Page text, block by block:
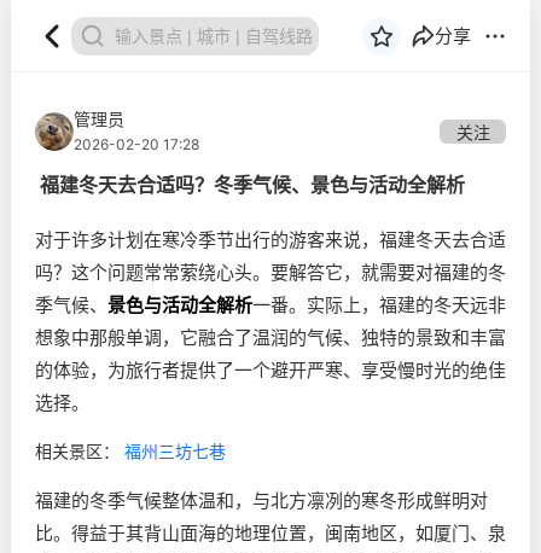
分享
管理员
2026-02-20 17:28
关注
福建冬天去合适吗？冬季气候、景色与活动全解析
对于许多计划在寒冷季节出行的游客来说，福建冬天去合适
吗？这个问题常常萦绕心头。要解答它，就需要对福建的冬
季气候、 景色与活动全解析一番。实际上，福建的冬天远非
想象中那般单调，它融合了温润的气候、独特的景致和丰富
的体验，为旅行者提供了一个避开严寒、享受慢时光的绝佳
选择。
相关景区： 福州三坊七巷
福建的冬季气候整体温和，与北方凛冽的寒冬形成鲜明对
比。得益于其背山面海的地理位置，闽南地区，如厦门、泉